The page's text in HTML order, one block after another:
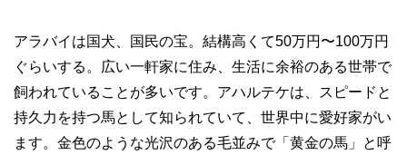
アラバイは国犬、国民の宝。結構高くて50万円〜100万円
ぐらいする。広い一軒家に住み、生活に余裕のある世帯で
飼われていることが多いです。アハルテケは、スピードと
持久力を持つ馬として知られていて、世界中に愛好家がい
ます。金色のような光沢のある毛並みで「黄金の馬」と呼